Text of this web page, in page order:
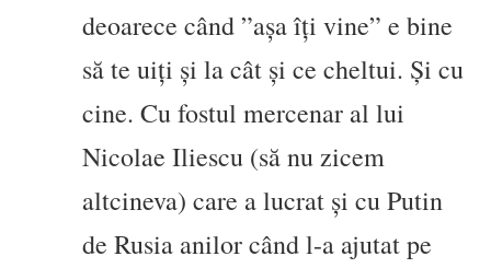
deoarece când ”așa îți vine” e bine
să te uiți și la cât și ce cheltui. Și cu
cine. Cu fostul mercenar al lui
Nicolae Iliescu (să nu zicem
altcineva) care a lucrat și cu Putin
de Rusia anilor când l-a ajutat pe